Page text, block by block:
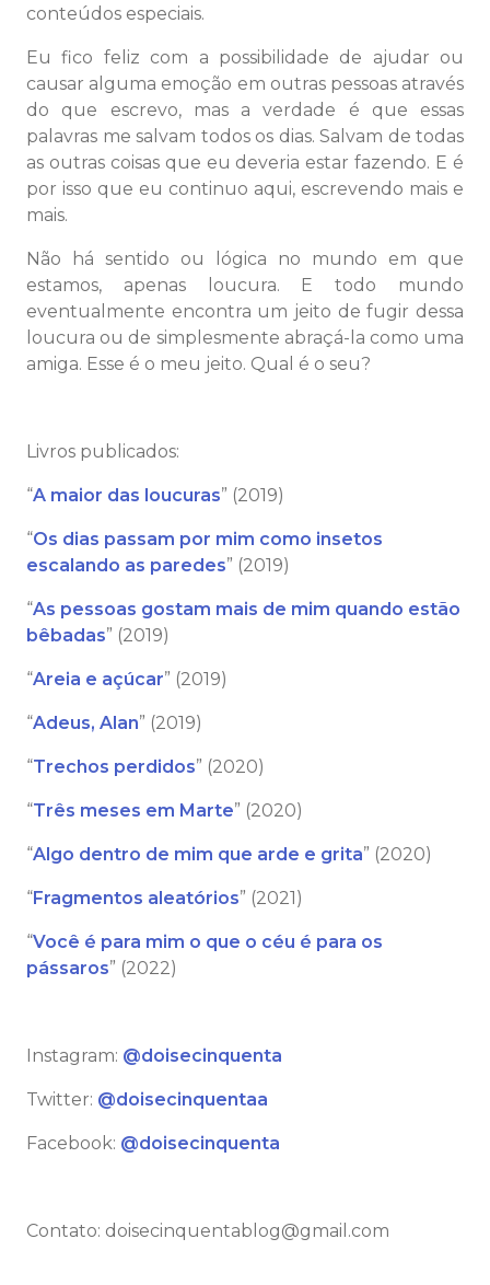
conteúdos especiais.
Eu fico feliz com a possibilidade de ajudar ou
causar alguma emoção em outras pessoas através
do que escrevo, mas a verdade é que essas
palavras me salvam todos os dias. Salvam de todas
as outras coisas que eu deveria estar fazendo. E é
por isso que eu continuo aqui, escrevendo mais e
mais.
Não há sentido ou lógica no mundo em que
estamos, apenas loucura. E todo mundo
eventualmente encontra um jeito de fugir dessa
loucura ou de simplesmente abraçá-la como uma
amiga. Esse é o meu jeito. Qual é o seu?
Livros publicados:
“A maior das loucuras” (2019)
“Os dias passam por mim como insetos
escalando as paredes” (2019)
“As pessoas gostam mais de mim quando estão
bêbadas” (2019)
“Areia e açúcar” (2019)
“Adeus, Alan” (2019)
“Trechos perdidos” (2020)
“Três meses em Marte” (2020)
“Algo dentro de mim que arde e grita” (2020)
“Fragmentos aleatórios” (2021)
“Você é para mim o que o céu é para os
pássaros” (2022)
Instagram: @doisecinquenta
Twitter: @doisecinquentaa
Facebook: @doisecinquenta
Contato: doisecinquentablog@gmail.com